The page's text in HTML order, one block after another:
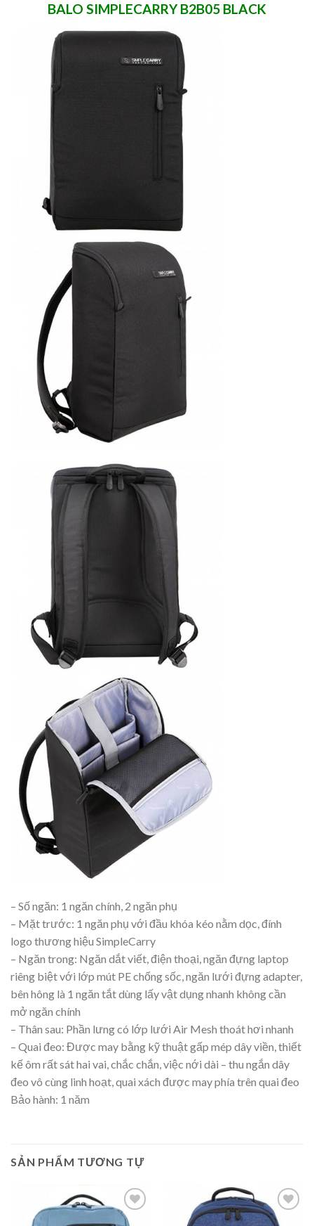
BALO SIMPLECARRY B2B05 BLACK
– Số ngăn: 1 ngăn chính, 2 ngăn phụ
– Mặt trước: 1 ngăn phụ với đầu khóa kéo nằm dọc, đính
logo thương hiệu SimpleCarry
– Ngăn trong: Ngăn dắt viết, điện thoại, ngăn đựng laptop
riêng biệt với lớp mút PE chống sốc, ngăn lưới đựng adapter,
bên hông là 1 ngăn tắt dùng lấy vật dụng nhanh không cần
mở ngăn chính
– Thân sau: Phần lưng có lớp lưới Air Mesh thoát hơi nhanh
– Quai đeo: Được may bằng kỹ thuật gấp mép dây viền, thiết
kế ôm rất sát hai vai, chắc chắn, việc nới dài – thu ngắn dây
đeo vô cùng linh hoạt, quai xách được may phía trên quai đeo
Bảo hành: 1 năm
SẢN PHẨM TƯƠNG TỰ
Add to
Add to